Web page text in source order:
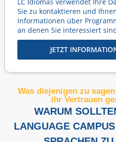
Sie zu kontaktieren und
Informationen über
an denen Sie interessiert
JETZT
Was diejenigen zu
ihr Vertrauen
WARUM
LANGUAGE